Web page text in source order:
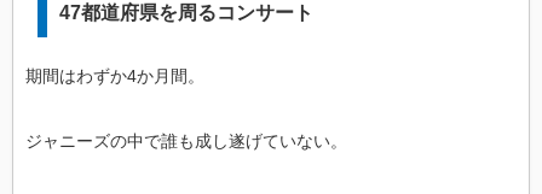
47都道府県を周るコンサート
期間はわずか4か月間。
ジャニーズの中で誰も成し遂げていない。